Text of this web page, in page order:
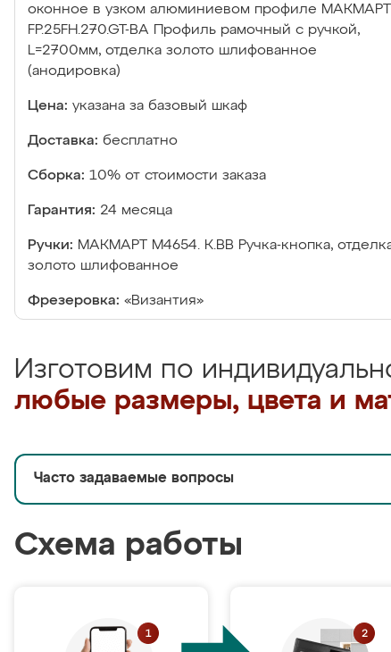
оконное в узком алюминиевом профиле МАКМАРТ
FP.25FH.270.GT-BA Профиль рамочный с ручкой,
L=2700мм, отделка золото шлифованное
(анодировка)
Цена: указана за базовый шкаф
Доставка: бесплатно
Сборка: 10% от стоимости заказа
Гарантия: 24 месяца
Ручки: МАКМАРТ М4654. К.ВВ Ручка-кнопка,
золото шлифованное
Фрезеровка: «Византия»
Изготовим по
любые размеры, цвета и
Часто задаваемые вопросы
Схема работы